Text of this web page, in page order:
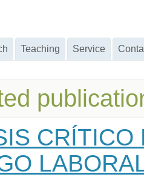
Teaching Service
CRÍTICO